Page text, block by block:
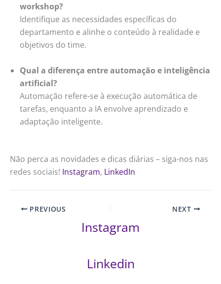
workshop?
Identifique as necessidades específicas do
departamento e alinhe o conteúdo à realidade e
objetivos do time.
Qual a diferença entre automação e inteligência
artificial?
Automação refere-se à execução automática de
tarefas, enquanto a IA envolve aprendizado e
adaptação inteligente.
Não perca as novidades e dicas diárias – siga-nos nas
redes sociais! Instagram, LinkedIn
PREVIOUS NEXT
Instagram
Linkedin